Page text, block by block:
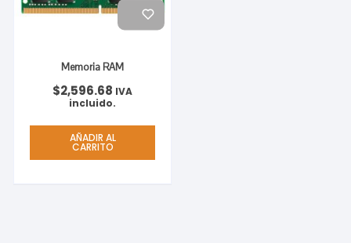
Memoria RAM
$2,596.68 IVA
incluido.
AÑADIR AL
CARRITO